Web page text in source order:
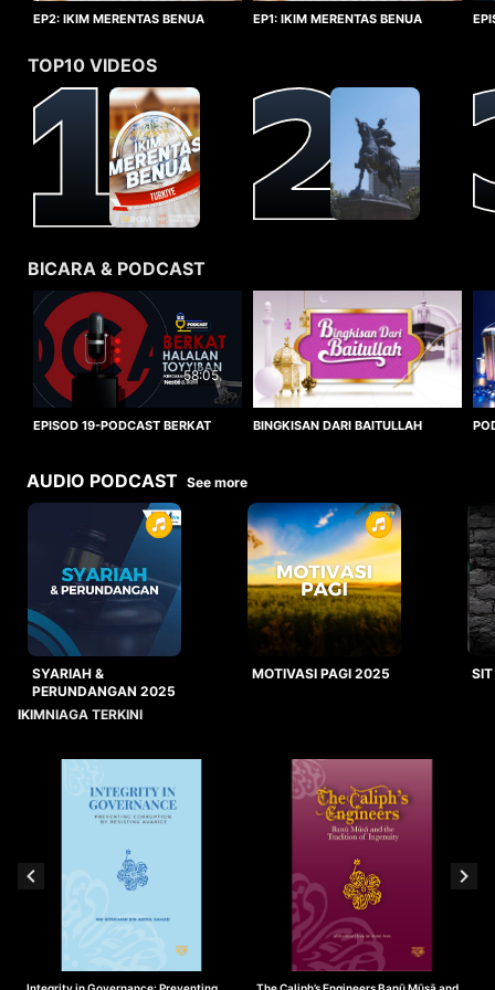
EP2: IKIM MERENTAS BENUA
EP1: IKIM MERENTAS BENUA
TOP10 VIDEOS
BICARA & PODCAST
58:05
EPISOD 19-PODCAST BERKAT
BINGKISAN DARI BAITULLAH
AUDIO PODCAST See more
SYARIAH &
PERUNDANGAN 2025
MOTIVASI PAGI 2025
IKIMNIAGA TERKINI